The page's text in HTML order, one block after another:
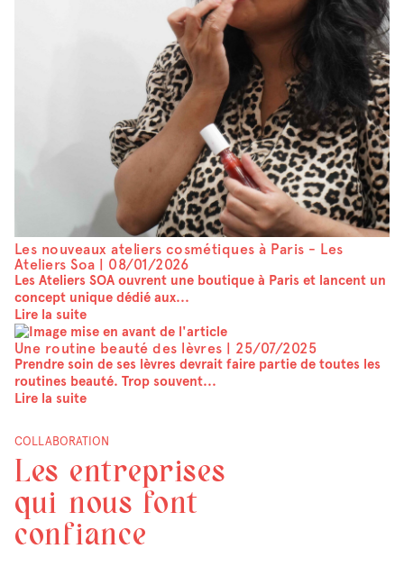
Les nouveaux ateliers cosmétiques à Paris - Les
Ateliers Soa | 08/01/2026
Les Ateliers SOA ouvrent une boutique à Paris et lancent un
concept unique dédié aux...
Lire la suite
Une routine beauté des lèvres | 25/07/2025
Prendre soin de ses lèvres devrait faire partie de toutes les
routines beauté. Trop souvent...
Lire la suite
COLLABORATION
Les entreprises
qui nous font
confiance